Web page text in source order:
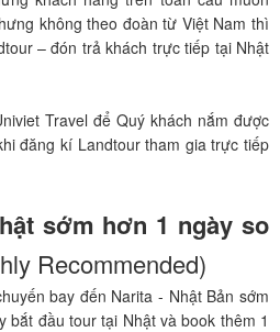
không theo đoàn từ Việt Nam thì
– đón trả khách trực tiếp tại Nhật
Travel để Quý khách nắm được
đăng kí Landtour tham gia trực tiếp
sớm hơn 1 ngày so
Recommended)
bay đến Narita - Nhật Bản sớm
bắt đầu tour tại Nhật và book thêm 1